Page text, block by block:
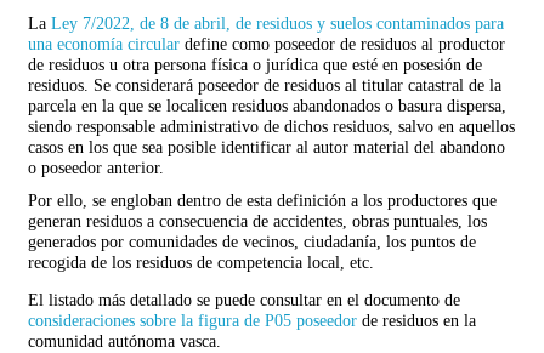
La Ley 7/2022, de 8 de abril, de residuos y suelos contaminados para
una economía circular define como poseedor de residuos al productor
de residuos u otra persona física o jurídica que esté en posesión de
residuos. Se considerará poseedor de residuos al titular catastral de la
parcela en la que se localicen residuos abandonados o basura dispersa,
siendo responsable administrativo de dichos residuos, salvo en aquellos
casos en los que sea posible identificar al autor material del abandono
o poseedor anterior.
Por ello, se engloban dentro de esta definición a los productores que
generan residuos a consecuencia de accidentes, obras puntuales, los
generados por comunidades de vecinos, ciudadanía, los puntos de
recogida de los residuos de competencia local, etc.
El listado más detallado se puede consultar en el documento de
consideraciones sobre la figura de P05 poseedor de residuos en la
comunidad autónoma vasca.